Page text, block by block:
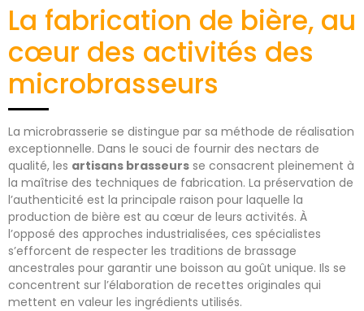
La fabrication de bière, au
cœur des activités des
microbrasseurs
La microbrasserie se distingue par sa méthode de réalisation
exceptionnelle. Dans le souci de fournir des nectars de
qualité, les artisans brasseurs se consacrent pleinement à
la maîtrise des techniques de fabrication. La préservation de
l’authenticité est la principale raison pour laquelle la
production de bière est au cœur de leurs activités. À
l’opposé des approches industrialisées, ces spécialistes
s’efforcent de respecter les traditions de brassage
ancestrales pour garantir une boisson au goût unique. Ils se
concentrent sur l’élaboration de recettes originales qui
mettent en valeur les ingrédients utilisés.